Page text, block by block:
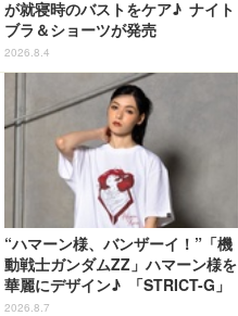
が就寝時のバストをケア♪ ナイト
ブラ＆ショーツが発売
2026.8.4
“ハマーン様、バンザーイ！”「機
動戦士ガンダムZZ」ハマーン様を
華麗にデザイン♪ 「STRICT-G」
Tシャツなどミニコレクション登
2026.8.7